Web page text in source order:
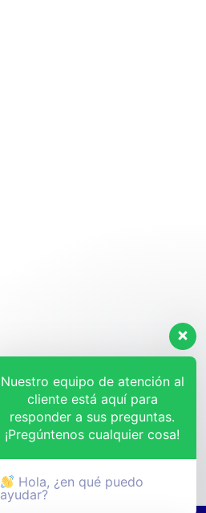
Nuestro equipo de atención al
cliente está aquí para
responder a sus preguntas.
¡Pregúntenos cualquier cosa!
Hola, ¿en qué puedo
ayudar?